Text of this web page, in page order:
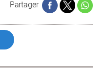
Partager